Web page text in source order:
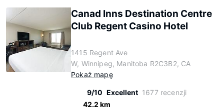
Canad Inns Destination Centre
Club Regent Casino Hotel
1415 Regent Ave
W, Winnipeg, Manitoba R2C3B2, CA
Pokaż mapę
9/10 Excellent 1677 recenzji
42.2 km